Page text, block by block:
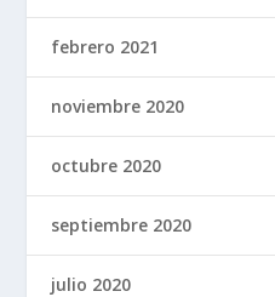
febrero 2021
noviembre 2020
octubre 2020
septiembre 2020
julio 2020